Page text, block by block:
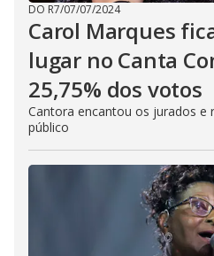
DO R7/07/07/2024
Carol Marques
lugar no Canta
25,75% dos votos
Cantora encantou os jurados e
público